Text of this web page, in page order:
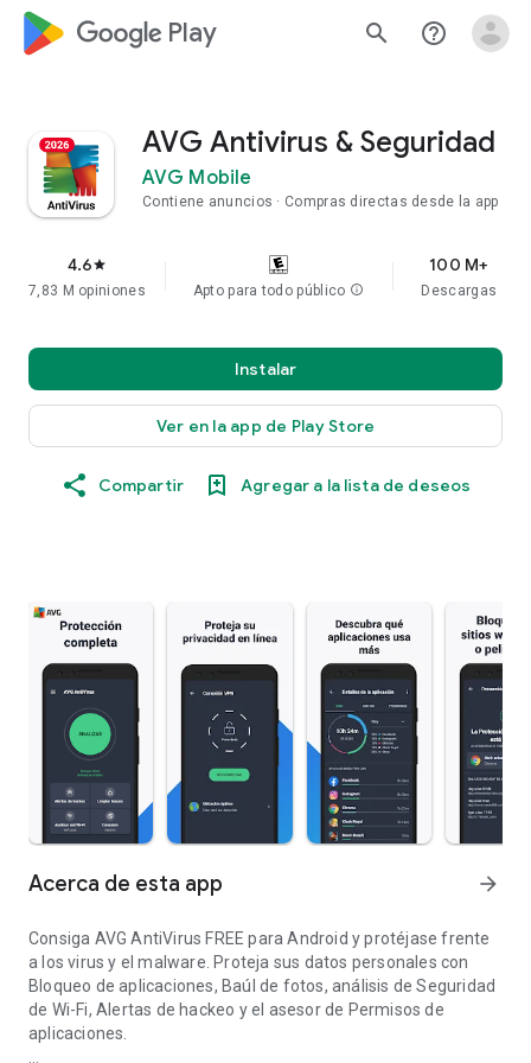
google_logo Play search help_outline
AVG Antivirus & Seguridad
AVG Mobile
Contiene anuncios Compras directas desde la app
4.6star
7,83 M opiniones Apto para todo público info
100 M+
Descargas
Instalar
Ver en la app de Play Store
Compartir Agregar a la lista de deseos
Acerca de esta app arrow_forward
Consiga AVG AntiVirus FREE para Android y protéjase frente
a los virus y el malware. Proteja sus datos personales con
Bloqueo de aplicaciones, Baúl de fotos, análisis de Seguridad
de Wi-Fi, Alertas de hackeo y el asesor de Permisos de
aplicaciones.